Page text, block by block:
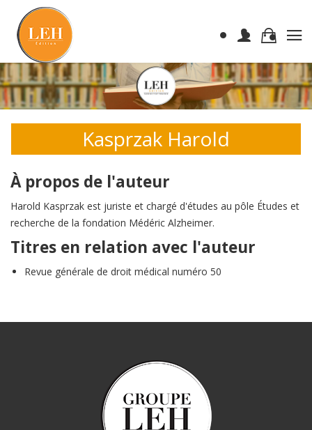
Kasprzak Harold
À propos de l'auteur
Harold Kasprzak est juriste et chargé d'études au pôle Études et
recherche de la fondation Médéric Alzheimer.
Titres en relation avec l'auteur
Revue générale de droit médical numéro 50